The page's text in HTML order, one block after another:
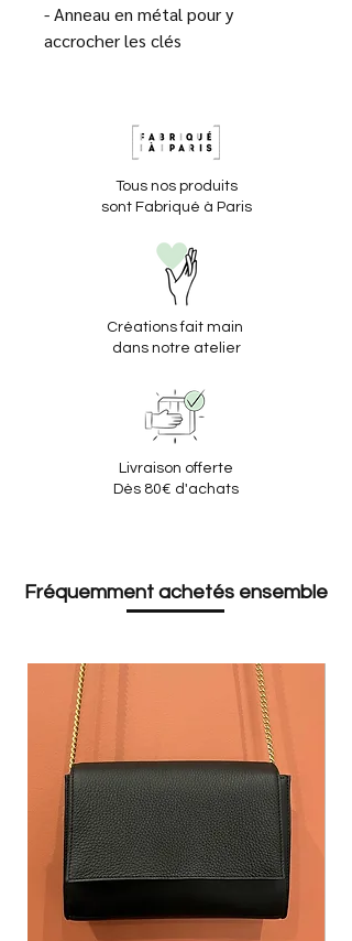
- Anneau en métal pour y
accrocher les clés
- Dimensions : 10x8,5 cm
- Fabriqué dans notre atelier à
- Nos cuirs proviennent
dormants de grandes maisons et
de tanneries européennes
s'inscrivant ainsi dans une
économie circulaire
Tous nos produits
sont Fabriqué à Paris
Créations fait main
dans notre atelier
Livraison offerte
Dès 80€ d'achats
Fréquemment achetés ensemble